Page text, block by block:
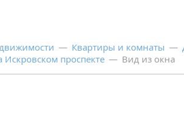
— Квартиры и комнаты —
Искровском проспекте — Вид из окна